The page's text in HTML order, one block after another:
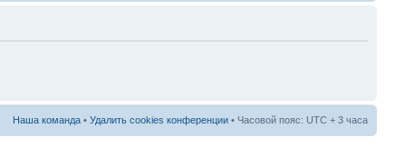
Наша команда • Удалить cookies конференции • Часовой пояс: UTC + 3 часа